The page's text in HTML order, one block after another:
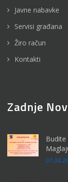
Javne nabavke
Servisi građana
Žiro račun
Kontakti
Zadnje